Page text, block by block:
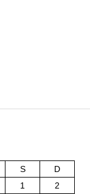
S
D
1
2